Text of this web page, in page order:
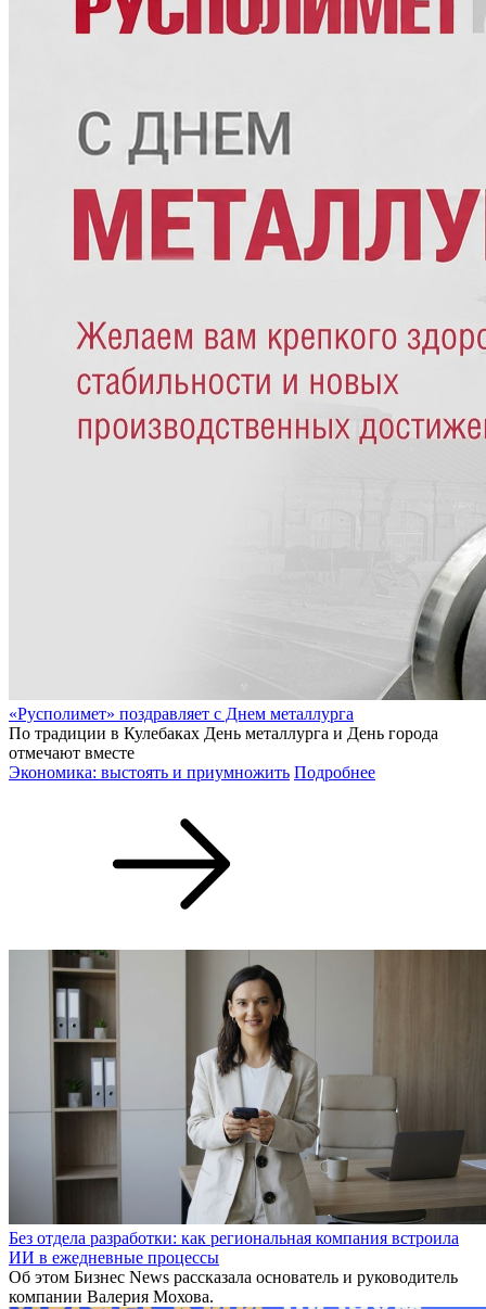
«Русполимет» поздравляет с Днем металлурга
По традиции в Кулебаках День металлурга и День города
отмечают вместе
Экономика: выстоять и приумножить Подробнее
Без отдела разработки: как региональная компания встроила
ИИ в ежедневные процессы
Об этом Бизнес News рассказала основатель и руководитель
компании Валерия Мохова.